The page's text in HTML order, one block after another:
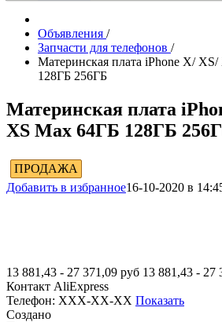
Объявления /
Запчасти для телефонов /
Материнская плата iPhone X/
128ГБ 256ГБ
Материнская плата
XS Max 64ГБ 128ГБ
ПРОДАЖА
Добавить в избранное16-10-2020 в
13 881,43 - 27 371,09 руб 13 881,43 - 27
Контакт AliExpress
Телефон: XXX-XX-XX Показать
Создано